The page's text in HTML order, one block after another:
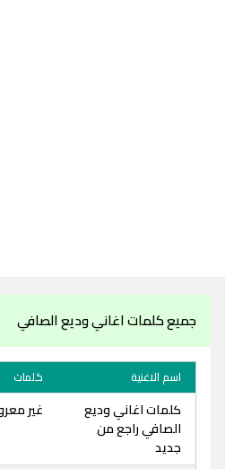
جميع كلمات اغاني وديع الصافي
اسم الاغنية كلمات
كلمات اغاني وديع
الصافي راجع من
جديد
غير